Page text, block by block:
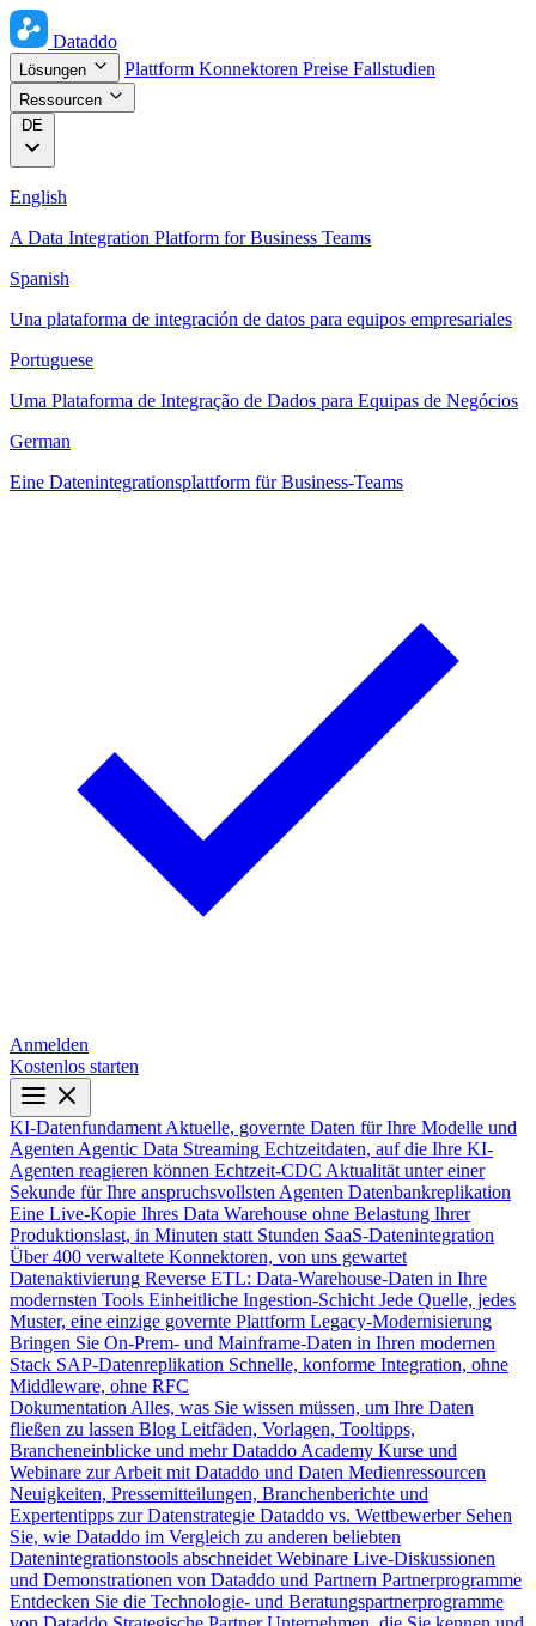
Dataddo
Lösungen Plattform Konnektoren Preise Fallstudien
Ressourcen
DE
English
A Data Integration Platform for Business Teams
Spanish
Una plataforma de integración de datos para equipos empresariales
Portuguese
Uma Plataforma de Integração de Dados para Equipas de Negócios
German
Eine Datenintegrationsplattform für Business-Teams
Anmelden
Kostenlos starten
KI-Datenfundament Aktuelle, governte Daten für Ihre Modelle und
Agenten Agentic Data Streaming Echtzeitdaten, auf die Ihre KI-
Agenten reagieren können Echtzeit-CDC Aktualität unter einer
Sekunde für Ihre anspruchsvollsten Agenten Datenbankreplikation
Eine Live-Kopie Ihres Data Warehouse ohne Belastung Ihrer
Produktionslast, in Minuten statt Stunden SaaS-Datenintegration
Über 400 verwaltete Konnektoren, von uns gewartet
Datenaktivierung Reverse ETL: Data-Warehouse-Daten in Ihre
modernsten Tools Einheitliche Ingestion-Schicht Jede Quelle, jedes
Muster, eine einzige governte Plattform Legacy-Modernisierung
Bringen Sie On-Prem- und Mainframe-Daten in Ihren modernen
Stack SAP-Datenreplikation Schnelle, konforme Integration, ohne
Middleware, ohne RFC
Dokumentation Alles, was Sie wissen müssen, um Ihre Daten
fließen zu lassen Blog Leitfäden, Vorlagen, Tooltipps,
Brancheneinblicke und mehr Dataddo Academy Kurse und
Webinare zur Arbeit mit Dataddo und Daten Medienressourcen
Neuigkeiten, Pressemitteilungen, Branchenberichte und
Expertentipps zur Datenstrategie Dataddo vs. Wettbewerber Sehen
Sie, wie Dataddo im Vergleich zu anderen beliebten
Datenintegrationstools abschneidet Webinare Live-Diskussionen
und Demonstrationen von Dataddo und Partnern Partnerprogramme
Entdecken Sie die Technologie- und Beratungspartnerprogramme